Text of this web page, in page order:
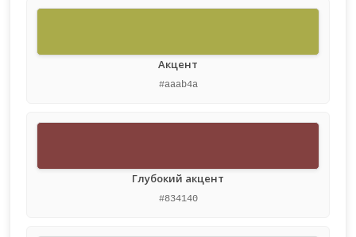
Акцент
#aaab4a
Глубокий акцент
#834140